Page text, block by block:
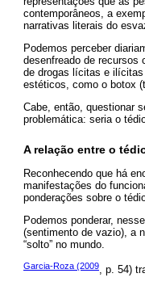
contemporâneos, a
narrativas literais do
Podemos perceber
desenfreado de recursos
de drogas lícitas e
estéticos, como o botox
Cabe, então, questionar
problemática: seria o
A relação entre o
Reconhecendo que há
manifestações do
ponderações sobre o
Podemos ponderar,
(sentimento de vazio), a
“solto” no mundo.
Garcia-Roza (2009, p. 54)